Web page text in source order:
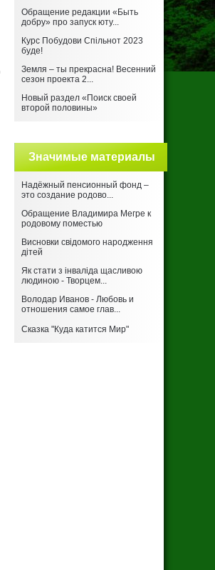
Обращение редакции «Быть
добру» про запуск юту...
Курс Побудови Спільнот 2023
буде!
Земля – ты прекрасна! Весенний
сезон проекта 2...
Новый раздел «Поиск своей
второй половины»
Значимые материалы
Надёжный пенсионный фонд –
это создание родово...
Обращение Владимира Мегре к
родовому поместью
Висновки свідомого народження
дітей
Як стати з інваліда щасливою
людиною - Творцем...
Володар Иванов - Любовь и
отношения самое глав...
Сказка "Куда катится Мир"